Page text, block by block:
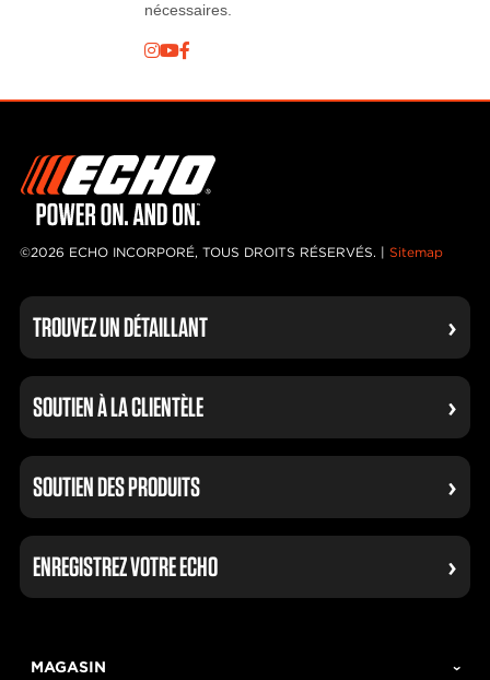
nécessaires.
©2026 ECHO INCORPORÉ, TOUS DROITS RÉSERVÉS. | Sitemap
TROUVEZ UN DÉTAILLANT
SOUTIEN À LA CLIENTÈLE
SOUTIEN DES PRODUITS
ENREGISTREZ VOTRE ECHO
MAGASIN